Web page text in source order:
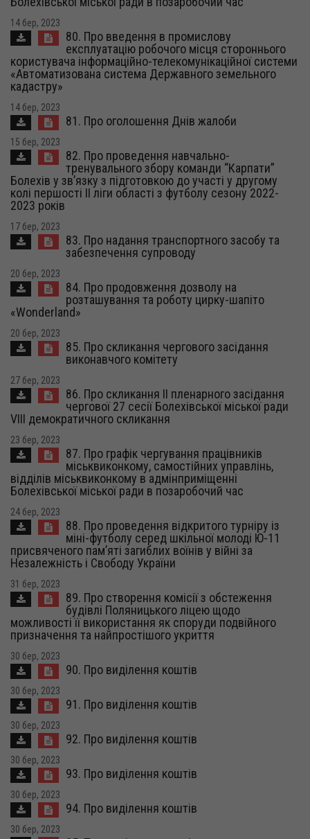
14 бер, 2023
80. Про введення в промислову
експлуатацію робочого місця стороннього
користувача інформаційно-телекомунікаційної системи
«Автоматизована система Державного земельного
кадастру»
14 бер, 2023
81. Про оголошення Днів жалоби
15 бер, 2023
82. Про проведення навчально-
тренувального збору команди “Карпати”
Болехів у зв’язку з підготовкою до участі у другому
колі першості ІІ ліги області з футболу сезону 2022-
2023 років
17 бер, 2023
83. Про надання транспортного засобу та
забезпечення супроводу
20 бер, 2023
84. Про продовження дозволу на
розташування та роботу цирку-шапіто
«Wonderland»
20 бер, 2023
85. Про скликання чергового засідання
виконавчого комітету
27 бер, 2023
86. Про скликання ІІ пленарного засідання
чергової 27 сесії Болехівської міської ради
VІІI демократичного скликання
23 бер, 2023
87. Про графік чергування працівників
міськвиконкому, самостійних управлінь,
відділів міськвиконкому в адмінприміщенні
Болехівської міської ради в позаробочий час
24 бер, 2023
88. Про проведення відкритого турніру із
міні-футболу серед шкільної молоді Ю-11
присвяченого пам’яті загиблих воїнів у війні за
Незалежність і Свободу України
31 бер, 2023
89. Про створення комісії з обстеження
будівлі Поляницького ліцею щодо
можливості її використання як споруди подвійного
призначення та найпростішого укриття
30 бер, 2023
90. Про виділення коштів
30 бер, 2023
91. Про виділення коштів
30 бер, 2023
92. Про виділення коштів
30 бер, 2023
93. Про виділення коштів
30 бер, 2023
94. Про виділення коштів
30 бер, 2023